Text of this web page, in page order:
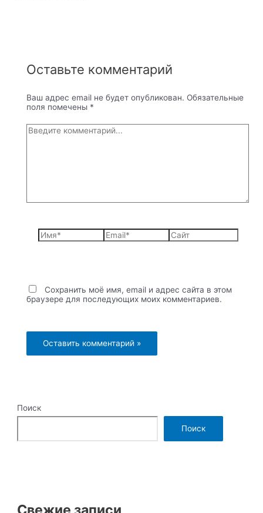
Поиск
Поиск
Оставьте комментарий
Ваш адрес email не будет опубликован. Обязательные
поля помечены *
Введите
комментарий...
Имя* Email* Сайт
Сохранить моё имя, email и адрес сайта в этом
браузере для последующих моих комментариев.